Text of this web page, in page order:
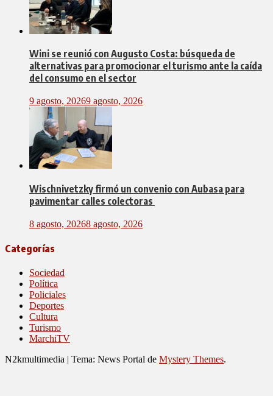
Wini se reunió con Augusto Costa: búsqueda de
alternativas para promocionar el turismo ante la caída
del consumo en el sector
9 agosto, 20269 agosto, 2026
Wischnivetzky firmó un convenio con Aubasa para
pavimentar calles colectoras
8 agosto, 20268 agosto, 2026
Categorías
Sociedad
Política
Policiales
Deportes
Cultura
Turismo
MarchiTV
N2kmultimedia | Tema: News Portal de Mystery Themes.